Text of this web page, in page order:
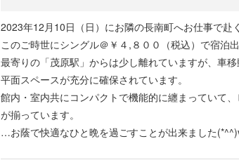
2023年12月10日（日）にお隣の長南町へお仕事で赴
このご時世にシングル＠￥４,８００（税込）で宿泊
最寄りの「茂原駅」からは少し離れていますが、車
平面スペースが充分に確保されています。
館内・室内共にコンパクトで機能的に纏まっていて
が揃っています。
…お蔭で快適なひと晩を過ごすことが出来ました